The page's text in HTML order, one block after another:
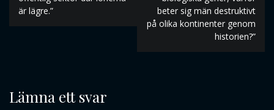
är lägre.”
beter sig män destruktivt
på olika kontinenter genom
historien?”
Lämna ett svar